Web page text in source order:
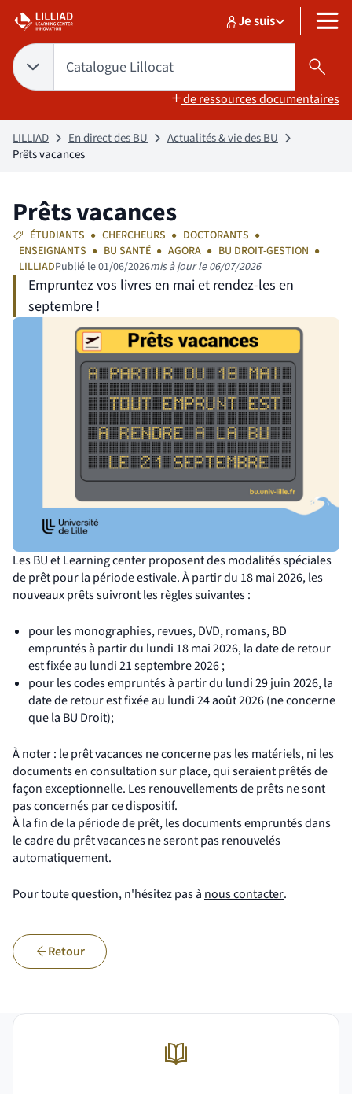
Aller
contenu
Aller
pied
de
page
Sélectionner un
Catalogue
sélectionné
Je suis MENU
Choix du périmètre de recherche :
CATALOGUE LILLOCAT
sélectionnéTapez votre recherche pour rechercher dans :
Catalogue Lillocat
de ressources documentaires
LILLIAD En direct des BU
Actualités & vie des BU
Prêts vacances
Prêts vacances
ÉTUDIANTS CHERCHEURS
DOCTORANTS
ENSEIGNANTS
BU SANTÉ AGORA
BU DROIT-GESTION
LILLIADPublié le 01/06/2026mis à jour le 06/07/2026
Empruntez vos livres en mai et rendez-les en
septembre !
Les BU et Learning center proposent des modalités spéciales
de prêt pour la période estivale. À partir du 18 mai 2026, les
nouveaux prêts suivront les règles suivantes :
pour les monographies, revues, DVD, romans, BD
empruntés à partir du lundi 18 mai 2026, la date de retour
est fixée au lundi 21 septembre 2026 ;
pour les codes empruntés à partir du lundi 29 juin 2026, la
date de retour est fixée au lundi 24 août 2026 (ne concerne
que la BU Droit);
À noter : le prêt vacances ne concerne pas les matériels, ni les
documents en consultation sur place, qui seraient prêtés de
façon exceptionnelle. Les renouvellements de prêts ne sont
pas concernés par ce dispositif.
À la fin de la période de prêt, les documents empruntés dans
le cadre du prêt vacances ne seront pas renouvelés
automatiquement.
Pour toute question, n'hésitez pas à nous contacter(nouvelle
.
Retour